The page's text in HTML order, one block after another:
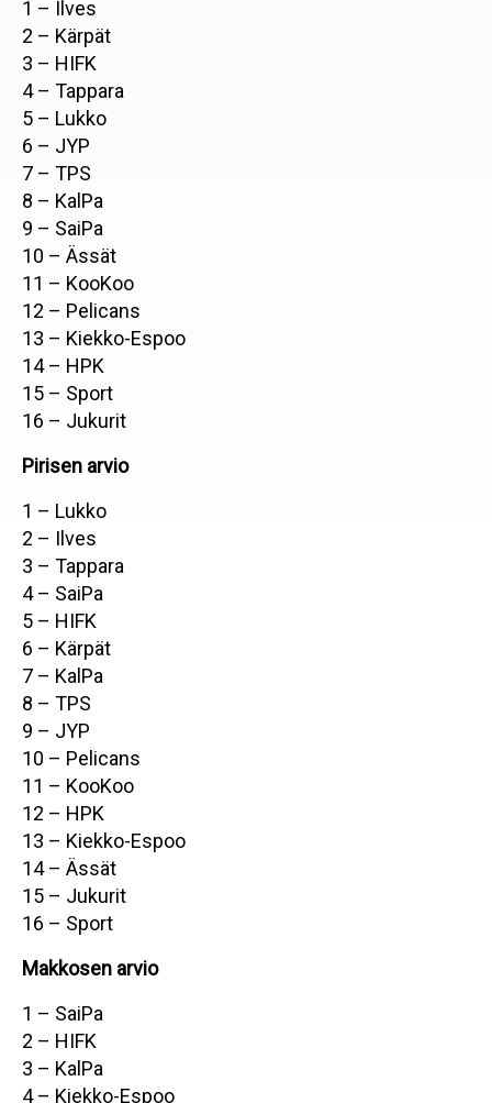
1 – Ilves
2 – Kärpät
3 – HIFK
4 – Tappara
5 – Lukko
6 – JYP
7 – TPS
8 – KalPa
9 – SaiPa
10 – Ässät
11 – KooKoo
12 – Pelicans
13 – Kiekko-Espoo
14 – HPK
15 – Sport
16 – Jukurit
Pirisen arvio
1 – Lukko
2 – Ilves
3 – Tappara
4 – SaiPa
5 – HIFK
6 – Kärpät
7 – KalPa
8 – TPS
9 – JYP
10 – Pelicans
11 – KooKoo
12 – HPK
13 – Kiekko-Espoo
14 – Ässät
15 – Jukurit
16 – Sport
Makkosen arvio
1 – SaiPa
2 – HIFK
3 – KalPa
4 – Kiekko-Espoo